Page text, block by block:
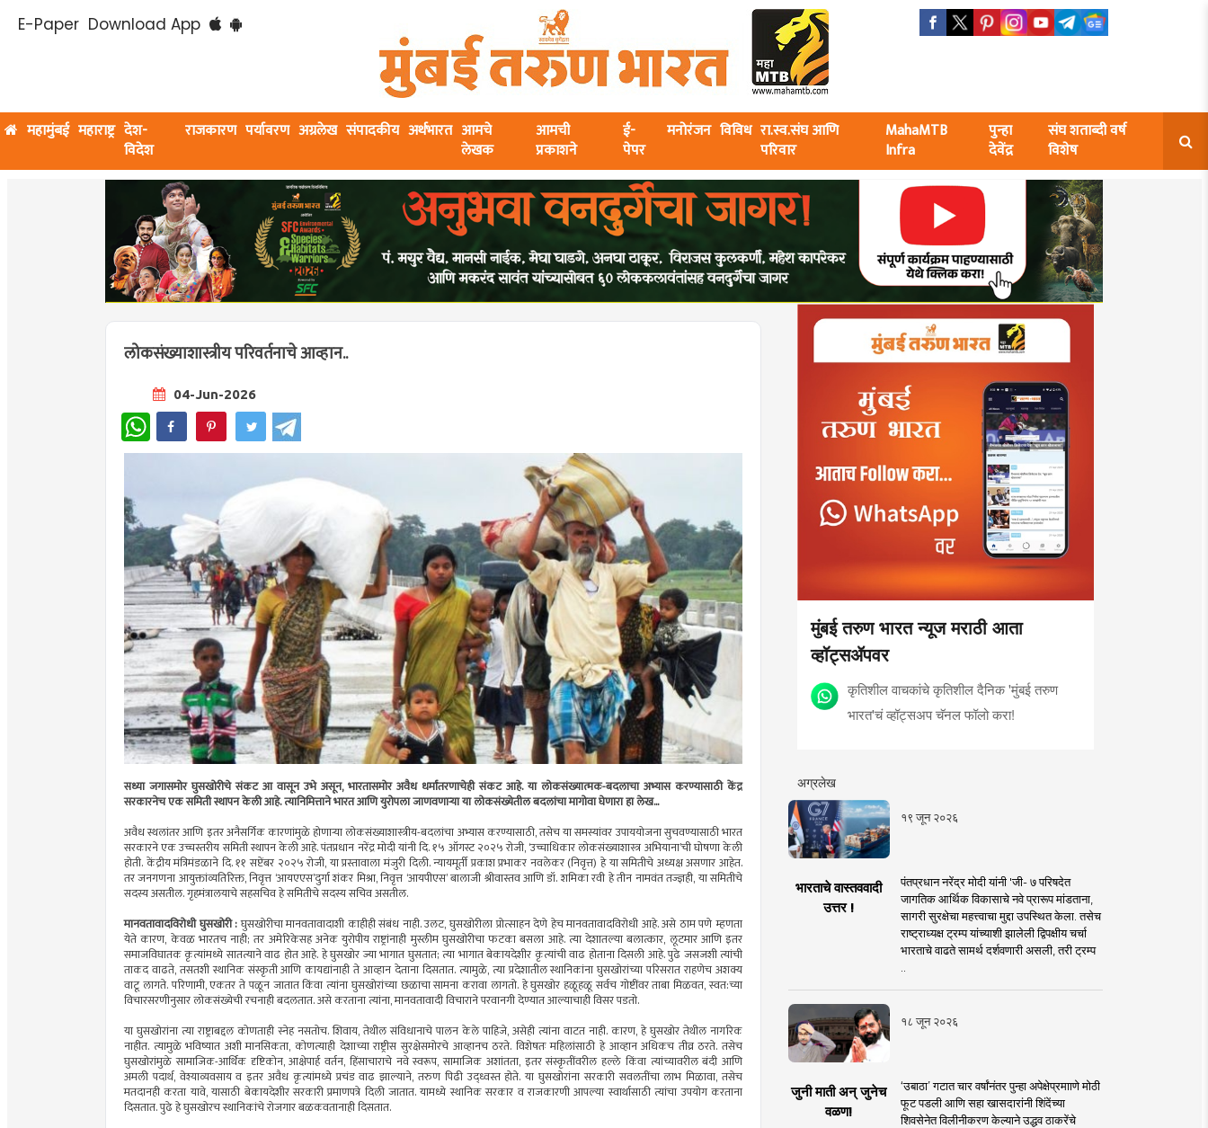
E-Paper Download App
महामुंबई महाराष्ट्र देश-
विदेश
राजकारण पर्यावरण अग्रलेख संपादकीय अर्थभारत आमचे
लेखक
आमची
प्रकाशने
ई-
पेपर
मनोरंजन विविध रा.स्व.संघ आणि
परिवार
MahaMTB
Infra
पुन्हा
देवेंद्र
संघ शताब्दी वर्ष
विशेष
लोकसंख्याशास्त्रीय परिवर्तनाचे आव्हान..
04-Jun-2026
WhatsApp
सध्या जगासमोर घुसखोरीचे संकट आ वासून उभे असून, भारतासमोर अवैध धर्मांतरणाचेही संकट आहे. या लोकसंख्यात्मक-बदलाचा अभ्यास करण्यासाठी केंद्र
सरकारनेच एक समिती स्थापन केली आहे. त्यानिमित्ताने भारत आणि युरोपला जाणवणार्‍या या लोकसंख्येतील बदलांचा मागोवा घेणारा हा लेख...
अवैध स्थलांतर आणि इतर अनैसर्गिक कारणांमुळे होणार्‍या लोकसंख्याशास्त्रीय-बदलांचा अभ्यास करण्यासाठी, तसेच या समस्यांवर उपाययोजना सुचवण्यासाठी भारत
सरकारने एक उच्चस्तरीय समिती स्थापन केली आहे. पंतप्रधान नरेंद्र मोदी यांनी दि. १५ ऑगस्ट २०२५ रोजी, ‘उच्चाधिकार लोकसंख्याशास्त्र अभियाना’ची घोषणा केली
होती. केंद्रीय मंत्रिमंडळाने दि. ११ सप्टेंबर २०२५ रोजी, या प्रस्तावाला मंजुरी दिली. न्यायमूर्ती प्रकाश प्रभाकर नवलेकर (निवृत्त) हे या समितीचे अध्यक्ष असणार आहेत.
तर जनगणना आयुक्तांव्यतिरिक्त, निवृत्त ‘आयएएस’दुर्गा शंकर मिश्रा, निवृत्त ‘आयपीएस’ बालाजी श्रीवास्तव आणि डॉ. शमिका रवी हे तीन नामवंत तज्ज्ञही, या समितीचे
सदस्य असतील. गृहमंत्रालयाचे सहसचिव हे समितीचे सदस्य सचिव असतील.
मानवतावादविरोधी घुसखोरी :घुसखोरीचा मानवतावादाशी काहीही संबंध नाही. उलट, घुसखोरीला प्रोत्साहन देणे हेच मानवतावादविरोधी आहे. असे ठाम पणे म्हणता
येते कारण, केवळ भारतच नाही; तर अमेरिकेसह अनेक युरोपीय राष्ट्रांनाही मुस्लीम घुसखोरीचा फटका बसला आहे. त्या देशातल्या बलात्कार, लूटमार आणि इतर
समाजविघातक कृत्यांमध्ये सातत्याने वाढ होत आहे. हे घुसखोर ज्या भागात घुसतात; त्या भागात बेकायदेशीर कृत्यांची वाढ होताना दिसली आहे. पुढे जसजशी त्यांची
ताकद वाढते, तसतशी स्थानिक संस्कृती आणि कायद्यांनाही ते आव्हान देताना दिसतात. त्यामुळे, त्या प्रदेशातील स्थानिकांना घुसखोरांच्या परिसरात राहणेच अशक्य
वाटू लागते. परिणामी, एकतर ते पळून जातात किंवा त्यांना घुसखोरांच्या छळाचा सामना करावा लागतो. हे घुसखोर हळूहळू सर्वच गोष्टींवर ताबा मिळवत, स्वत:च्या
विचारसरणीनुसार लोकसंख्येची रचनाही बदलतात. असे करताना त्यांना, मानवतावादी विचाराने परवानगी देण्यात आल्याचाही विसर पडतो.
या घुसखोरांना त्या राष्ट्राबद्दल कोणताही स्नेह नसतोच. शिवाय, तेथील संविधानाचे पालन केले पाहिजे, असेही त्यांना वाटत नाही. कारण, हे घुसखोर तेथील नागरिक
नाहीत. त्यामुळे भविष्यात अशी मानसिकता, कोणत्याही देशाच्या राष्ट्रीस सुरक्षेसमोरचे आव्हानच ठरते. विशेषतः महिलांसाठी हे आव्हान अधिकच तीव्र ठरते. तसेच
घुसखोरांमुळे सामाजिक-आर्थिक दृष्टिकोन, आक्षेपार्ह वर्तन, हिंसाचाराचे नवे स्वरूप, सामाजिक अशांतता, इतर संस्कृतींवरील हल्ले किंवा त्यांच्यावरील बंदी आणि
अमली पदार्थ, वेश्याव्यवसाय व इतर अवैध कृत्यांमध्ये प्रचंड वाढ झाल्याने, तरुण पिढी उद्ध्वस्त होते. या घुसखोरांना सरकारी सवलतींचा लाभ मिळावा, तसेच
मतदानही करता यावे, यासाठी बेकायदेशीर सरकारी प्रमाणपत्रे दिली जातात. यामध्ये स्थानिक सरकार व राजकारणी आपल्या स्वार्थासाठी त्यांचा उपयोग करताना
दिसतात. पुढे हे घुसखोरच स्थानिकांचे रोजगार बळकवतानाही दिसतात.
मुंबई तरुण भारत न्यूज मराठी आता
व्हॉट्सॲपवर
कृतिशील वाचकांचे कृतिशील दैनिक 'मुंबई तरुण
भारत'चं व्हॉट्सअप चॅनल फॉलो करा!
अग्रलेख
१९ जून २०२६
भारताचे वास्तववादी
उत्तर !
पंतप्रधान नरेंद्र मोदी यांनी 'जी- ७ परिषदेत
जागतिक आर्थिक विकासाचे नवे प्रारूप मांडताना,
सागरी सुरक्षेचा महत्त्वाचा मुद्दा उपस्थित केला. तसेच
राष्ट्राध्यक्ष ट्रम्प यांच्याशी झालेली द्विपक्षीय चर्चा
भारताचे वाढते सामर्थ दर्शवणारी असली, तरी ट्रम्प
१८ जून २०२६
जुनी माती अन् जुनेच
वळण!
‘उबाठा’ गटात चार वर्षांनंतर पुन्हा अपेक्षेप्रमााणे मोठी
फूट पडली आणि सहा खासदारांनी शिंदेंच्या
शिवसेनेत विलीनीकरण केल्याने उद्धव ठाकरेंचे